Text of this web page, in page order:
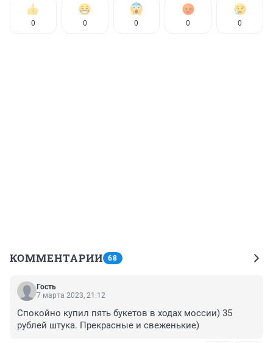
0 0 0 0 0
КОММЕНТАРИИ 68
Гость
7 марта 2023, 21:12
Спокойно купил пять букетов в ходах моссии) 35
рублей штука. Прекрасные и свеженькие)